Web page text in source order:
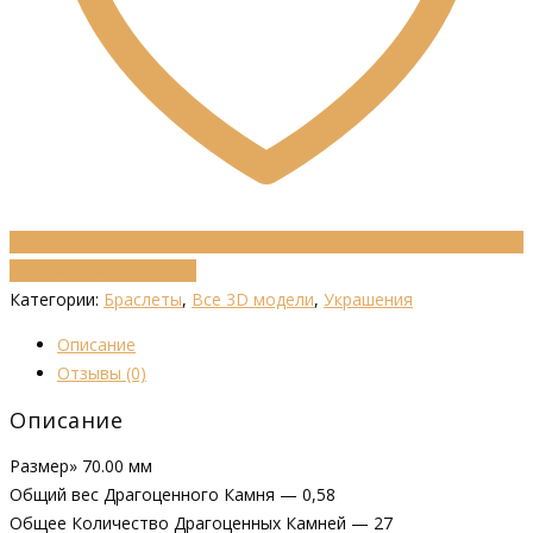
Категории: Браслеты, Все 3D модели, Украшения
Описание
Отзывы (0)
Описание
Размер» 70.00 мм
Общий вес Драгоценного Камня — 0,58
Общее Количество Драгоценных Камней — 27